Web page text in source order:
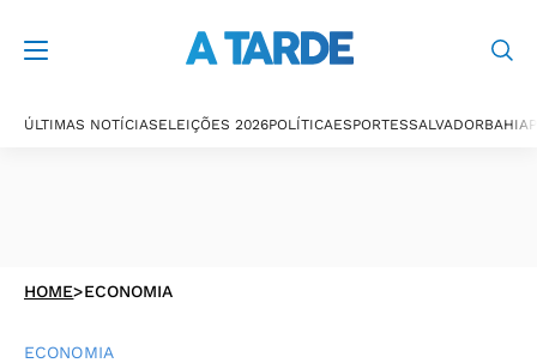
ÚLTIMAS NOTÍCIASELEIÇÕES 2026POLÍTICAESPORTESSALVADORBAHIA
HOME>ECONOMIA
ECONOMIA